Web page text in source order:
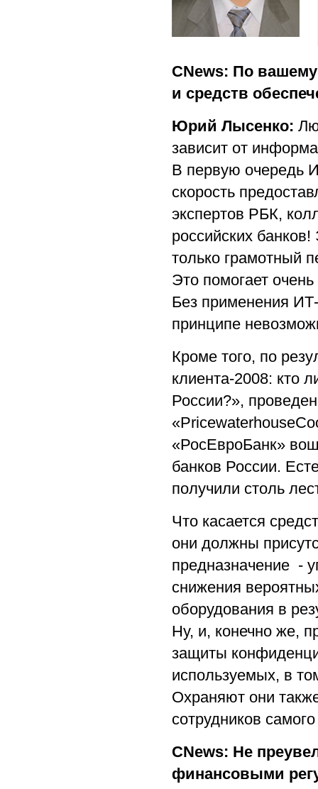
CNews: По
и средств
Юрий Лысенко:
зависит от
В первую очередь
скорость
экспертов РБК,
российских
только грамотный
Это помогает
Без применения
принципе
Кроме того, по
клиента-2008: кто
России?»,
«РосЕвроБанк»
банков России.
получили столь
Что касается
они должны
предназначение -
снижения
оборудования в
Ну, и, конечно же,
защиты
используемых, в
Охраняют они
сотрудников
CNews: Не
финансовыми